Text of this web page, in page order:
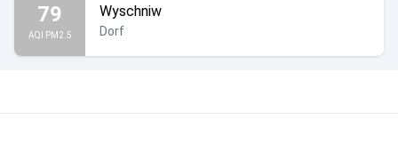
79
AQI PM2.5
Wyschniw
Dorf